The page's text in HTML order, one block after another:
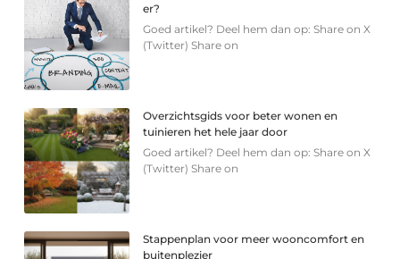
er?
Goed artikel? Deel hem dan op: Share on X
(Twitter) Share on
Overzichtsgids voor beter wonen en
tuinieren het hele jaar door
Goed artikel? Deel hem dan op: Share on X
(Twitter) Share on
Stappenplan voor meer wooncomfort en
buitenplezier